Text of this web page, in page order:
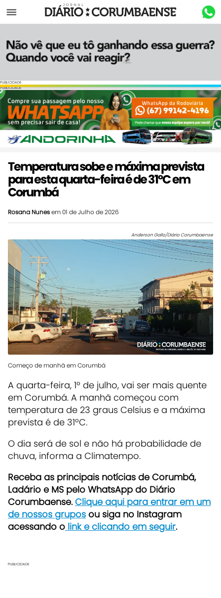
Menu
PUBLICIDADE
PUBLICIDADE
Temperatura sobe e máxima prevista
para esta quarta-feira é de 31ºC em
Corumbá
Rosana Nunesem 01 de Julho de 2026
Anderson Gallo/Diário Corumbaense
Começo de manhã em Corumbá
A quarta-feira, 1º de julho, vai ser mais quente
em Corumbá. A manhã começou com
temperatura de 23 graus Celsius e a máxima
prevista é de 31ºC.
O dia será de sol e não há probabilidade de
chuva, informa a Climatempo.
Receba as principais notícias de Corumbá,
Ladário e MS pelo WhatsApp do Diário
Corumbaense.Clique aqui para entrar em um
de nossos grupos ou siga no Instagram
acessando o link e clicando em seguir.
PUBLICIDADE